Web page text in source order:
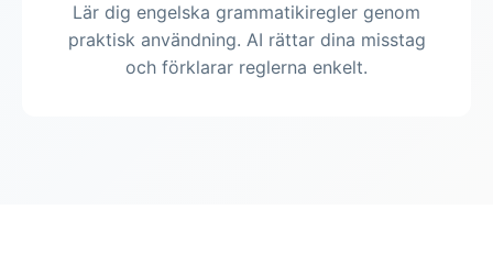
Lär dig engelska grammatikiregler genom
praktisk användning. AI rättar dina misstag
och förklarar reglerna enkelt.